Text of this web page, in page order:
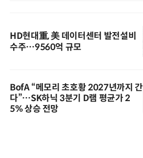
HD현대重, 美 데이터센터 발전설비
수주…9560억 규모
BofA “메모리 초호황 2027년까지 간
다”…SK하닉 3분기 D램 평균가 2
5% 상승 전망